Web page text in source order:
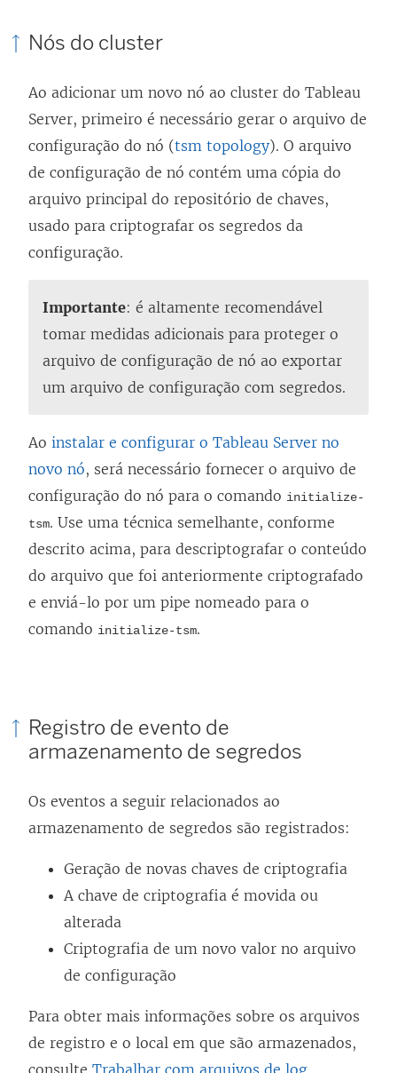
Nós do cluster
Ao adicionar um novo nó ao cluster do Tableau
Server, primeiro é necessário gerar o arquivo de
configuração do nó (tsm topology). O arquivo
de configuração de nó contém uma cópia do
arquivo principal do repositório de chaves,
usado para criptografar os segredos da
configuração.
Importante: é altamente recomendável
tomar medidas adicionais para proteger o
arquivo de configuração de nó ao exportar
um arquivo de configuração com segredos.
Ao instalar e configurar o Tableau Server no
novo nó, será necessário fornecer o arquivo de
configuração do nó para o comando initialize-
tsm. Use uma técnica semelhante, conforme
descrito acima, para descriptografar o conteúdo
do arquivo que foi anteriormente criptografado
e enviá-lo por um pipe nomeado para o
comando initialize-tsm.
Registro de evento de
armazenamento de segredos
Os eventos a seguir relacionados ao
armazenamento de segredos são registrados:
Geração de novas chaves de criptografia
A chave de criptografia é movida ou
alterada
Criptografia de um novo valor no arquivo
de configuração
Para obter mais informações sobre os arquivos
de registro e o local em que são armazenados,